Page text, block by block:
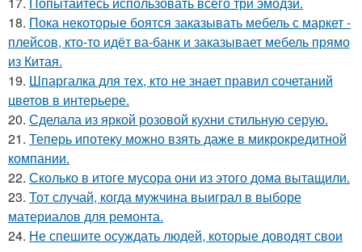
18. Пока некоторые боятся заказывать мебель с маркет -
плейсов, кто-то идёт ва-банк и заказывает мебель прямо
из Китая.
19. Шпаргалка для тех, кто не знает правил сочетаний
цветов в интерьере.
20. Сделала из яркой розовой кухни стильную серую.
21. Теперь ипотеку можно взять даже в микрокредитной
компании.
22. Сколько в итоге мусора они из этого дома вытащили.
23. Тот случай, когда мужчина выиграл в выборе
материалов для ремонта.
24. Не спешите осуждать людей, которые доводят свои